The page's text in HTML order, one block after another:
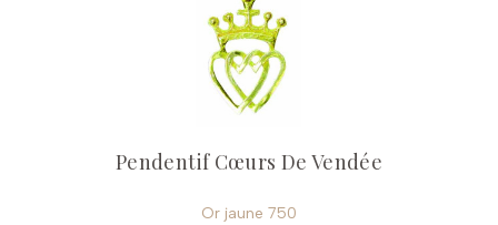
Pendentif Cœurs De Vendée
Or jaune 750